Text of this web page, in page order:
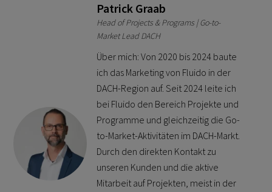
Patrick Graab
Head of Projects & Programs | Go-to-
Market Lead DACH
Über mich: Von 2020 bis 2024 baute
ich das Marketing von Fluido in der
DACH-Region auf. Seit 2024 leite ich
bei Fluido den Bereich Projekte und
Programme und gleichzeitig die Go-
to-Market-Aktivitäten im DACH-Markt.
Durch den direkten Kontakt zu
unseren Kunden und die aktive
Mitarbeit auf Projekten, meist in der